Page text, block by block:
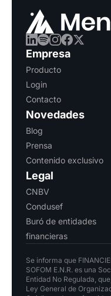
Empresa
Producto
Login
Contacto
Novedades
Blog
Prensa
Contenido exclusivo
Legal
CNBV
Condusef
Buró de entidades
financieras
Se informa que
SOFOM E.N.R. es una
Entidad No Regulada,
Ley General de